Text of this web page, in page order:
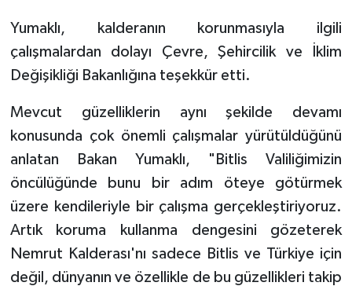
Yumaklı, kalderanın korunmasıyla ilgili
çalışmalardan dolayı Çevre, Şehircilik ve İklim
Değişikliği Bakanlığına teşekkür etti.
Mevcut güzelliklerin aynı şekilde devamı
konusunda çok önemli çalışmalar yürütüldüğünü
anlatan Bakan Yumaklı, "Bitlis Valiliğimizin
öncülüğünde bunu bir adım öteye götürmek
üzere kendileriyle bir çalışma gerçekleştiriyoruz.
Artık koruma kullanma dengesini gözeterek
Nemrut Kalderası'nı sadece Bitlis ve Türkiye için
değil, dünyanın ve özellikle de bu güzellikleri takip